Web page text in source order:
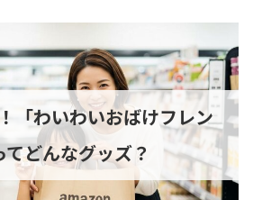
「わいわいおばけフレン
てどんなグッズ？